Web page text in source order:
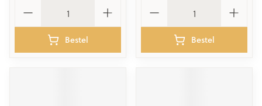
Bestel Bestel